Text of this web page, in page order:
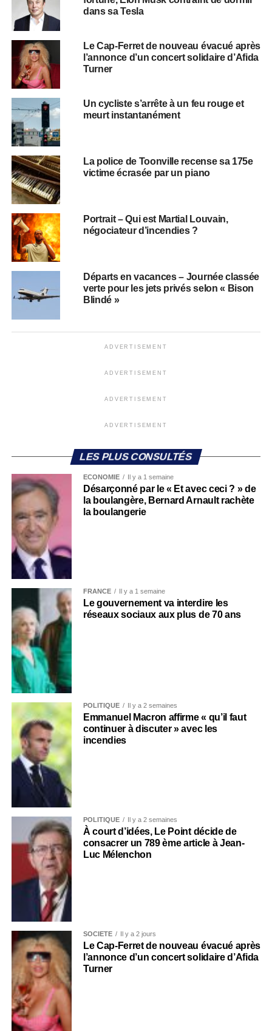
dans sa Tesla
Le Cap-Ferret de nouveau évacué après
l’annonce d’un concert solidaire d’Afida
Turner
Un cycliste s’arrête à un feu rouge et
meurt instantanément
La police de Toonville recense sa 175e
victime écrasée par un piano
Portrait – Qui est Martial Louvain,
négociateur d’incendies ?
Départs en vacances – Journée classée
verte pour les jets privés selon « Bison
Blindé »
ADVERTISEMENT
ADVERTISEMENT
ADVERTISEMENT
ADVERTISEMENT
LES PLUS CONSULTÉS
ECONOMIE Il y a 1 semaine
Désarçonné par le « Et avec ceci ? » de
la boulangère, Bernard Arnault rachète
la boulangerie
FRANCE Il y a 1 semaine
Le gouvernement va interdire les
réseaux sociaux aux plus de 70 ans
POLITIQUE Il y a 2 semaines
Emmanuel Macron affirme « qu’il faut
continuer à discuter » avec les
incendies
POLITIQUE Il y a 2 semaines
À court d’idées, Le Point décide de
consacrer un 789 ème article à Jean-
Luc Mélenchon
SOCIÉTÉ Il y a 2 jours
Le Cap-Ferret de nouveau évacué après
l’annonce d’un concert solidaire d’Afida
Turner